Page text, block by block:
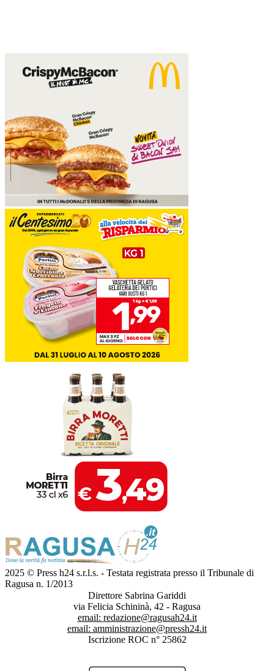
2025 © Press h24 s.r.l.s. - Testata registrata presso il Tribunale di
Ragusa n. 1/2013
Direttore Sabrina Gariddi
via Felicia Schininà, 42 - Ragusa
email: redazione@ragusah24.it
email: amministrazione@pressh24.it
Iscrizione ROC n° 25862